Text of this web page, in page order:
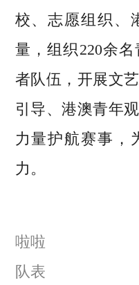
校、志愿组织、
量，组织220余
者队伍，开展文
引导、港澳青年
力量护航赛事，
力。
啦啦
队表